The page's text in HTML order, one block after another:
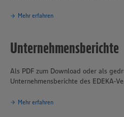
Mehr erfahren
Unternehmensberichte
Als PDF zum Download oder als
Unternehmensberichte des EDEKA-
Mehr erfahren